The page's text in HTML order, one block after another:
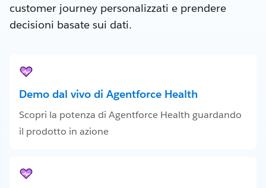
customer journey personalizzati e prendere
decisioni basate sui dati.
Demo dal vivo di Agentforce Health
Scopri la potenza di Agentforce Health guardando
il prodotto in azione